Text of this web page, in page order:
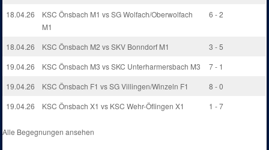
18.04.26
KSC Önsbach M1 vs SG Wolfach/Oberwolfach
M1
6 - 2
18.04.26 KSC Önsbach M2 vs SKV Bonndorf M1
3 - 5
19.04.26
KSC Önsbach M3 vs SKC Unterharmersbach M3
7 - 1
19.04.26
KSC Önsbach F1 vs SG Villingen/Winzeln F1
8 - 0
19.04.26
KSC Önsbach X1 vs KSC Wehr-Öflingen X1 1 - 7
Alle Begegnungen ansehen